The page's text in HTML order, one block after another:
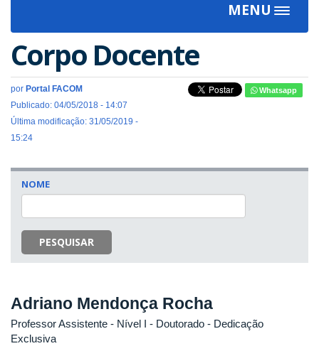
MENU
Toggle
Corpo Docente
por Portal FACOM
Publicado: 04/05/2018 - 14:07
Última modificação: 31/05/2019 -
15:24
Whatsapp
NOME
PESQUISAR
Adriano Mendonça Rocha
Professor Assistente - Nível I - Doutorado - Dedicação
Exclusiva